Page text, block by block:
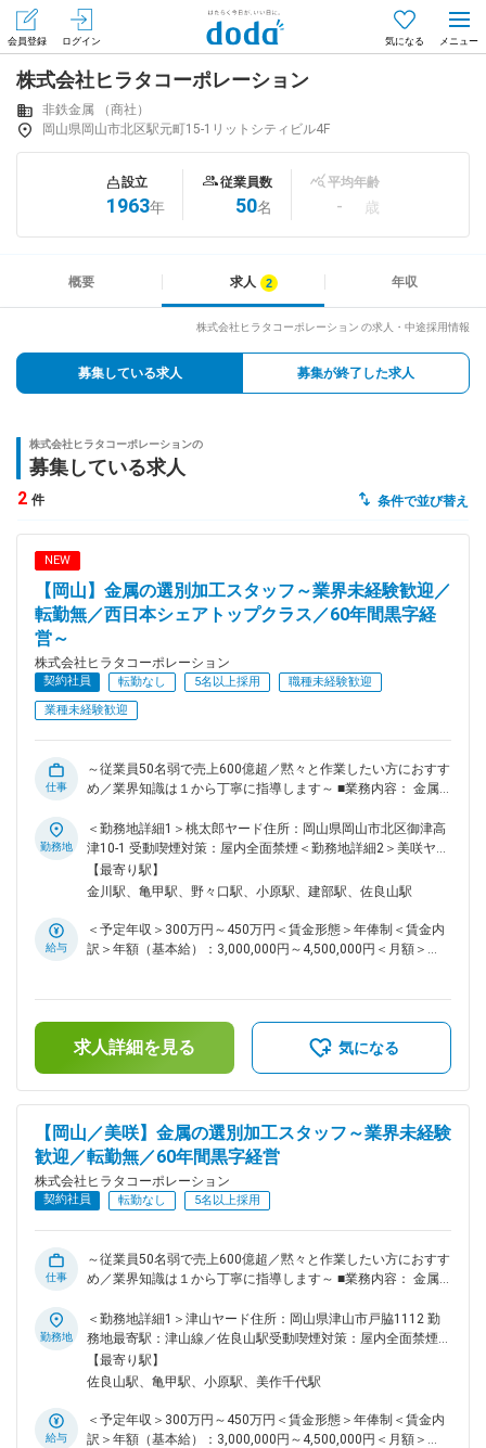
会員登録 ログイン 気になる
会員登録（無料）
はじめてdodaをご利用される方へ
求人を紹介してもらう
知りたい・聞きたい
専門サイト
自動案内は24時間365日対応
転職の「モヤモヤ」、一人で悩まず
気軽に相談してみませんか？
dodaの使い方は？
ヘルプ サイトマップ
株式会社ヒラタコーポレーション
非鉄金属 （商社）
岡山県岡山市北区駅元町15-1リットシティビル4F
設立
1963年
従業員数
50名
平均年齢
- 歳
概要 求人 年収
株式会社ヒラタコーポレーション の求人・中途採用情報
募集している求人 募集が終了した求人
株式会社ヒラタコーポレーションの
募集している求人
2 件 条件で並び替え
NEW
【岡山】金属の選別加工スタッフ～業界未経験歓迎／
転勤無／西日本シェアトップクラス／60年間黒字経
営～
株式会社ヒラタコーポレーション
契約社員 転勤なし 5名以上採用
職種未経験歓迎
業種未経験歓迎
仕事
～従業員50名弱で売上600億超／黙々と作業したい方におすす
め／業界知識は１から丁寧に指導します～ ■業務内容： 金属
フとして構内作業をお任せします。具体的には下記業務となり
ます。 ・重機（ユンボやフォークリフトなど）を使用した商
品の選別、荷積み、荷降ろし ・金属などのガス切断、プラズ
マ切断 ■業務の特徴： ほぼ全員が業界未経験から入社して活
のではありませんが、極めれば極めるほど面白さを感じるよう
になります。年齢層は20代～50代と幅広く、先輩後輩問わず
や資格は入社時に取得していなくても問題ありません。社内規
定に資格取得の一部補助があるため、仕事をしながら取得も可
能です。 ■当社の強み： 当社はステンレス・アルミなどの非
鉄金属のスクラップを主に扱っており、特に銅に強みを持って
において、導電率の高い銅素材の需要は、脱炭素資源として需
要が高まっています。 そのような外部環境を追い風に当社は
売上を伸ばしており、国内のみならず輸出入も積極的に行って
います。 2025年には岡山市内に新工場桃太郎ヤードが完成
し、さらなる業績拡大に向けて尽力しています。 変更の範
囲：会社の定める業務
勤務地
＜勤務地詳細1＞桃太郎ヤード住所：岡山県岡山市北区御津高
津10-1 受動喫煙対策：屋内全面禁煙＜勤務地詳細2＞美咲ヤー
ド住所：岡山県久米郡美咲町原田3165 勤務地最寄駅：津山駅
受動喫煙対策：屋内全面禁煙変更の範囲：会社の定める事業所
【最寄り駅】
金川駅、亀甲駅、野々口駅、小原駅、建部駅、佐良山駅
給与
＜予定年収＞300万円～450万円＜賃金形態＞年俸制＜賃金内
訳＞年額（基本給）：3,000,000円～4,500,000円＜月額＞
去実績）※2年目より支給となります。賃金はあくまでも目安
の金額であり、選考を通じて上下する可能性があります。月給
(月額)は固定手当を含めた表記です。
求人詳細を見る 気になる
【岡山／美咲】金属の選別加工スタッフ～業界未経験
歓迎／転勤無／60年間黒字経営
株式会社ヒラタコーポレーション
契約社員 転勤なし 5名以上採用
仕事
～従業員50名弱で売上600億超／黙々と作業したい方におすす
め／業界知識は１から丁寧に指導します～ ■業務内容： 金属
フとして構内作業をお任せします。具体的には下記業務となり
ます。 ・重機（ユンボやフォークリフトなど）を使用した商
品の選別、荷積み、荷降ろし ・金属などのガス切断、プラズ
マ切断 ■業務の特徴： ほぼ全員が業界未経験から入社して活
のではありませんが、極めれば極めるほど面白さを感じるよう
になります。年齢層は20代～50代と幅広く、先輩後輩問わず
勤務地
＜勤務地詳細1＞津山ヤード住所：岡山県津山市戸脇1112 勤
務地最寄駅：津山線／佐良山駅受動喫煙対策：屋内全面禁煙＜
勤務地詳細2＞美咲ヤード住所：岡山県久米郡美咲町原田3165
勤務地最寄駅：津山駅受動喫煙対策：屋内全面禁煙変更の範
【最寄り駅】
佐良山駅、亀甲駅、小原駅、美作千代駅
給与
＜予定年収＞300万円～450万円＜賃金形態＞年俸制＜賃金内
訳＞年額（基本給）：3,000,000円～4,500,000円＜月額＞